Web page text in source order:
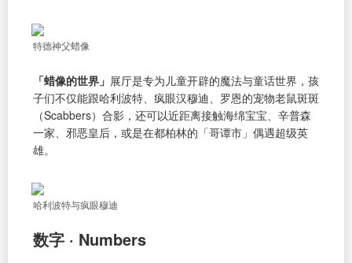
特德神父蜡像
「蜡像的世界」 展厅是专为儿童开辟的魔法与童话世界，孩
子们不仅能跟哈利波特、疯眼汉穆迪、罗恩的宠物老鼠斑斑
（Scabbers）合影，还可以近距离接触海绵宝宝、辛普森
一家、邪恶皇后，或是在都柏林的「哥谭市」偶遇超级英
雄。
哈利波特与疯眼穆迪
数字 · Numbers